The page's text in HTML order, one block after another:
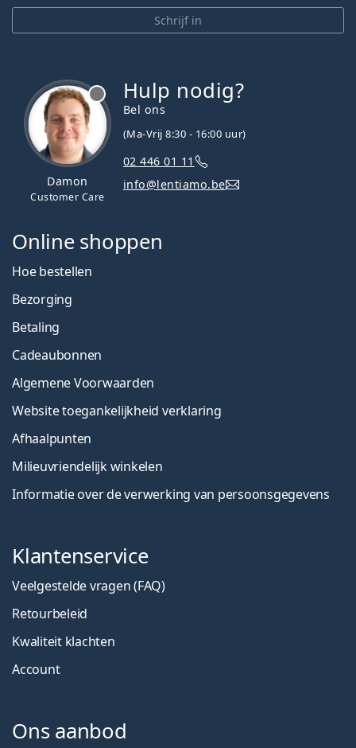
Schrijf in
Damon
Customer Care
Hulp nodig?
Bel ons
(Ma-Vrij 8:30 - 16:00 uur)
02 446 01 11
info@lentiamo.be
Online shoppen
Hoe bestellen
Bezorging
Betaling
Cadeaubonnen
Algemene Voorwaarden
Website toegankelijkheid verklaring
Afhaalpunten
Milieuvriendelijk winkelen
Informatie over de verwerking van persoonsgegevens
Klantenservice
Veelgestelde vragen (FAQ)
Retourbeleid
Kwaliteit klachten
Account
Ons aanbod